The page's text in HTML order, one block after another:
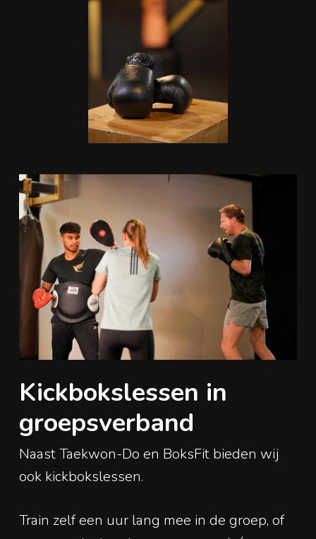
Kickbokslessen in
groepsverband
Naast Taekwon-Do en BoksFit bieden wij
ook kickbokslessen.
Train zelf een uur lang mee in de groep, of